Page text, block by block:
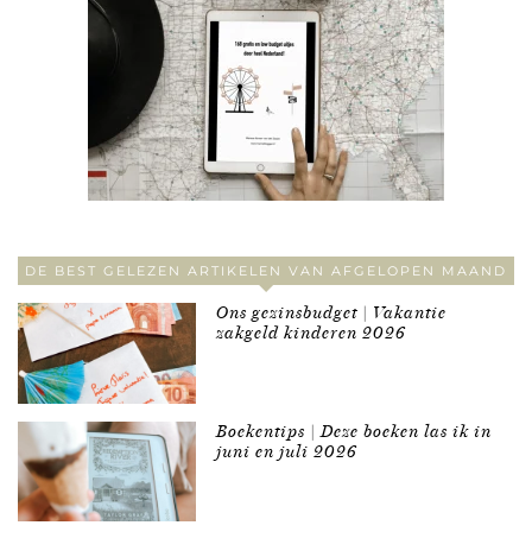
DE BEST GELEZEN ARTIKELEN VAN AFGELOPEN MAAND
Ons gezinsbudget | Vakantie
zakgeld kinderen 2026
Boekentips | Deze boeken las ik in
juni en juli 2026